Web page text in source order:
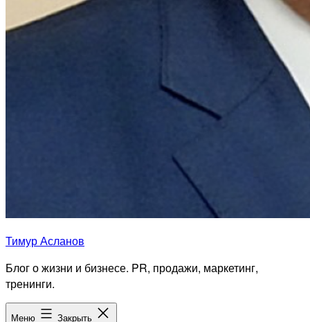
Тимур Асланов
Блог о жизни и бизнесе. PR, продажи, маркетинг,
тренинги.
Меню Закрыть